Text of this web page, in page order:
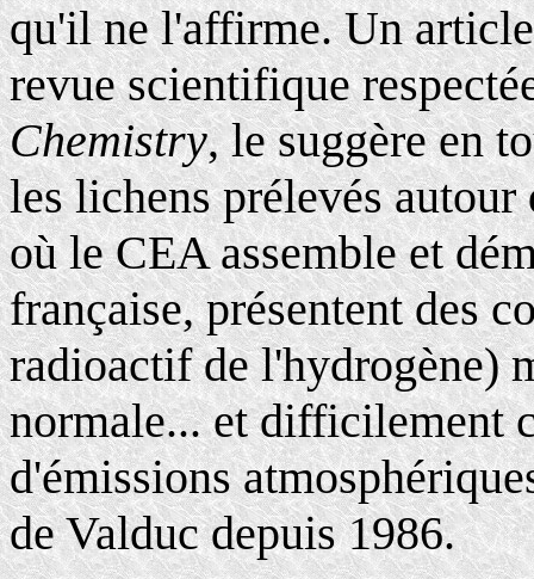
qu'il ne l'affirme. Un
revue scientifique
Chemistry, le suggère en
les lichens prélevés
où le CEA assemble et
française, présentent des
radioactif de l'hydrogène)
normale... et difficilement
d'émissions
de Valduc depuis 1986.